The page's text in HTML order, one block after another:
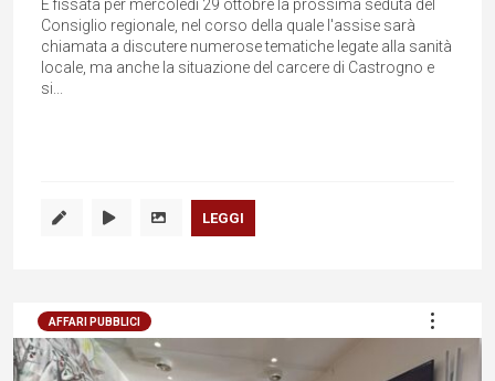
È fissata per mercoledì 29 ottobre la prossima seduta del
Consiglio regionale, nel corso della quale l'assise sarà
chiamata a discutere numerose tematiche legate alla sanità
locale, ma anche la situazione del carcere di Castrogno e
si...
LEGGI
AFFARI PUBBLICI